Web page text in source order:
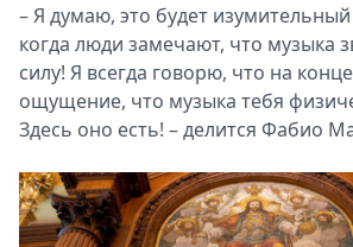
– Я думаю, это будет
когда люди замечают, что музыка
силу! Я всегда говорю, что на
ощущение, что музыка тебя
Здесь оно есть! – делится Фабио